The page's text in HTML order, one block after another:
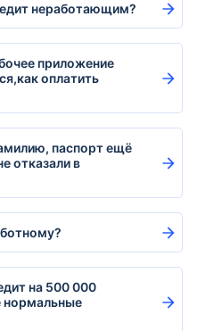
неработающим?
приложение
оплатить
паспорт ещё
отказали в
на 500 000
нормальные